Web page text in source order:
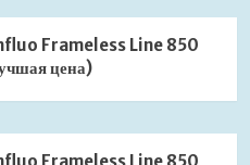
Frameless Line 850
цена)